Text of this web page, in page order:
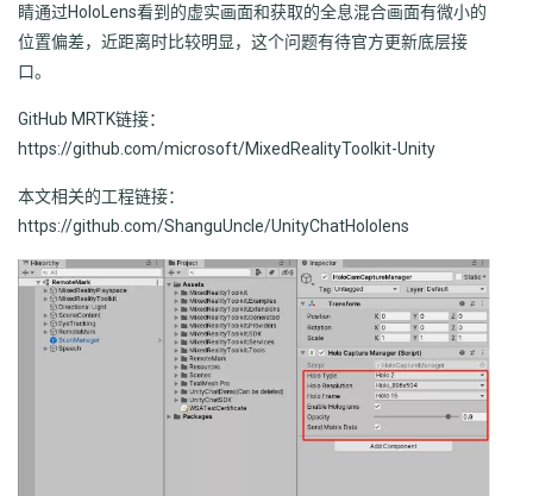
睛通过HoloLens看到的虚实画面和获取的全息混合画面有微小的
位置偏差，近距离时比较明显，这个问题有待官方更新底层接
口。
GitHub MRTK链接：
https://github.com/microsoft/MixedRealityToolkit-Unity
本文相关的工程链接：
https://github.com/ShanguUncle/UnityChatHololens